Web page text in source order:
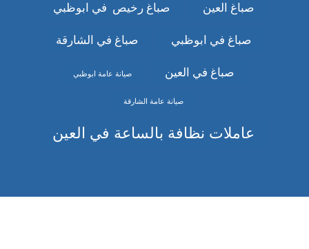
صباغ العين صباغ رخيص في ابوظبي
صباغ في ابوظبي صباغ في الشارقة
صباغ في العين صيانة عامة ابوظبي
صيانة عامة الشارقة
عاملات نظافة بالساعة في العين